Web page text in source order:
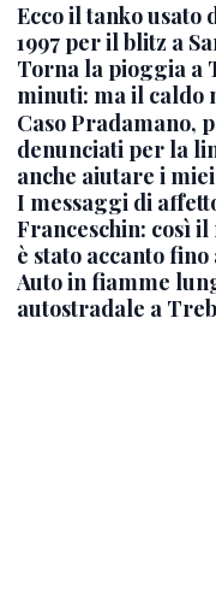
Ecco il tanko usato
1997 per il blitz a
Torna la pioggia a
minuti: ma il caldo
Caso Pradamano,
denunciati per la
anche aiutare i
I messaggi di
Franceschin: così
è stato accanto
Auto in fiamme
autostradale a